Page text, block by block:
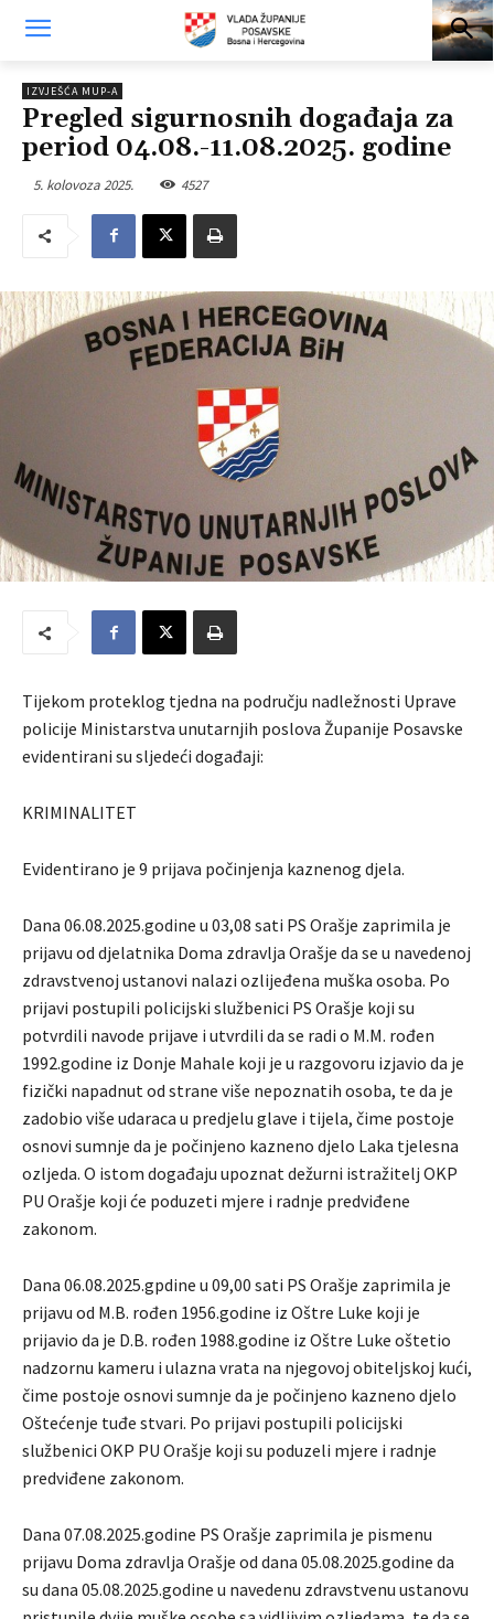
IZVJEŠĆA MUP-A
Pregled sigurnosnih događaja za
period 04.08.-11.08.2025. godine
5. kolovoza 2025. 4527
Tijekom proteklog tjedna na području nadležnosti Uprave
policije Ministarstva unutarnjih poslova Županije Posavske
evidentirani su sljedeći događaji:
KRIMINALITET
Evidentirano je 9 prijava počinjenja kaznenog djela.
Dana 06.08.2025.godine u 03,08 sati PS Orašje zaprimila je
prijavu od djelatnika Doma zdravlja Orašje da se u navedenoj
zdravstvenoj ustanovi nalazi ozlijeđena muška osoba. Po
prijavi postupili policijski službenici PS Orašje koji su
potvrdili navode prijave i utvrdili da se radi o M.M. rođen
1992.godine iz Donje Mahale koji je u razgovoru izjavio da je
fizički napadnut od strane više nepoznatih osoba, te da je
zadobio više udaraca u predjelu glave i tijela, čime postoje
osnovi sumnje da je počinjeno kazneno djelo Laka tjelesna
ozljeda. O istom događaju upoznat dežurni istražitelj OKP
PU Orašje koji će poduzeti mjere i radnje predviđene
zakonom.
Dana 06.08.2025.gpdine u 09,00 sati PS Orašje zaprimila je
prijavu od M.B. rođen 1956.godine iz Oštre Luke koji je
prijavio da je D.B. rođen 1988.godine iz Oštre Luke oštetio
nadzornu kameru i ulazna vrata na njegovoj obiteljskoj kući,
čime postoje osnovi sumnje da je počinjeno kazneno djelo
Oštećenje tuđe stvari. Po prijavi postupili policijski
službenici OKP PU Orašje koji su poduzeli mjere i radnje
predviđene zakonom.
Dana 07.08.2025.godine PS Orašje zaprimila je pismenu
prijavu Doma zdravlja Orašje od dana 05.08.2025.godine da
su dana 05.08.2025.godine u navedenu zdravstvenu ustanovu